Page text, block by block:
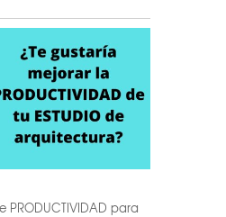
PRODUCTIVIDAD para